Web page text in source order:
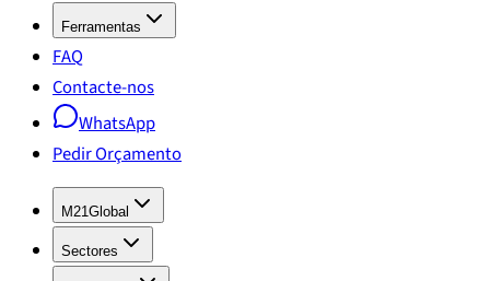
Ferramentas
FAQ
Contacte-nos
WhatsApp
Pedir Orçamento
M21Global
Sectores